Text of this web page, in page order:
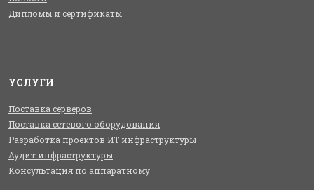
Дипломы и сертификаты
УСЛУГИ
Поставка серверов
Поставка сетевого оборудования
Разработка проектов ИТ инфраструктуры
Аудит инфраструктуры
Консультация по аппаратному